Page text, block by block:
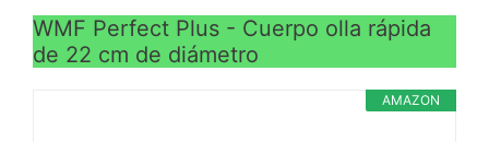
WMF Perfect Plus - Cuerpo olla rápida
de 22 cm de diámetro
AMAZON